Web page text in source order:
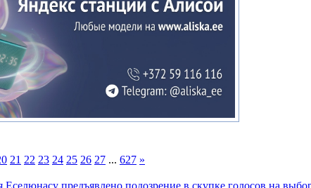
21 22 23 24 25 26 27 ... 627 »
Еселюнасу предъявлено подозрение в скупке голосов на